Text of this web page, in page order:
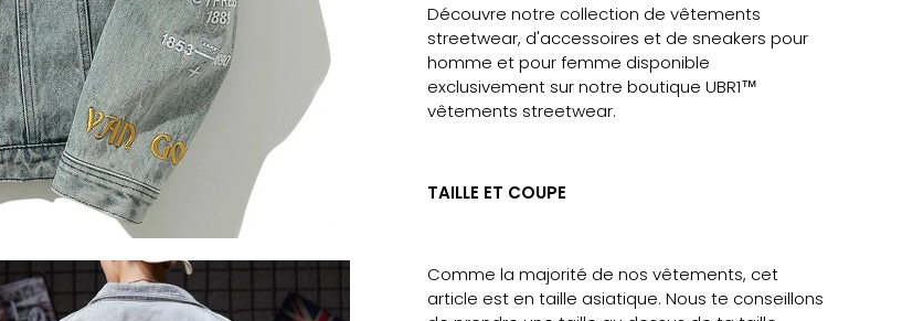
Découvre notre collection de vêtements
streetwear, d'accessoires et de sneakers pour
homme et pour femme disponible
exclusivement sur notre boutique UBR1™
vêtements streetwear.
TAILLE ET COUPE
Comme la majorité de nos vêtements, cet
article est en taille asiatique. Nous te conseillons